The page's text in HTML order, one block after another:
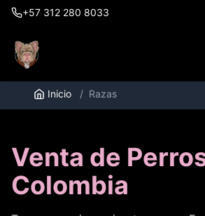
+57 312 280 8033
Inicio / Razas
Venta de
Colombia